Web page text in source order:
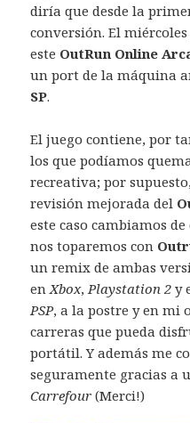
diría que desde la
conversión. El
este OutRun Online
un port de la máquina
SP.
El juego contiene, por
los que podíamos
recreativa; por supuesto,
revisión mejorada del
este caso cambiamos
nos toparemos con
un remix de ambas
enXbox,Playstation 2 y
PSP, a la postre y en mi
carreras que pueda
portátil. Y además me
seguramente gracias a
Carrefour (Merci!)